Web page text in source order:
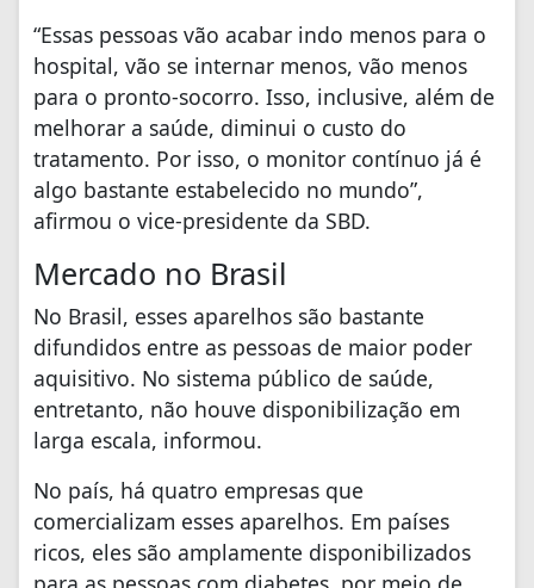
“Essas pessoas vão acabar indo menos para o
hospital, vão se internar menos, vão menos
para o pronto-socorro. Isso, inclusive, além de
melhorar a saúde, diminui o custo do
tratamento. Por isso, o monitor contínuo já é
algo bastante estabelecido no mundo”,
afirmou o vice-presidente da SBD.
Mercado no Brasil
No Brasil, esses aparelhos são bastante
difundidos entre as pessoas de maior poder
aquisitivo. No sistema público de saúde,
entretanto, não houve disponibilização em
larga escala, informou.
No país, há quatro empresas que
comercializam esses aparelhos. Em países
ricos, eles são amplamente disponibilizados